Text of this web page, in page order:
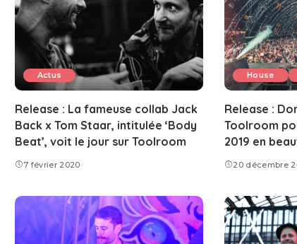
Actus
Release : La fameuse collab Jack
Back x Tom Staar, intitulée ‘Body
Beat’, voit le jour sur Toolroom
7 février 2020
House
Release :
Toolroom
2019 en
20 décembre